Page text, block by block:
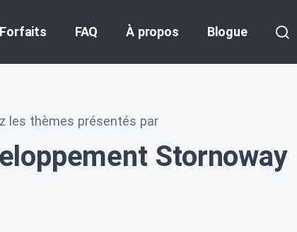
Forfaits FAQ À propos Blogue
les thèmes présentés par
Stornoway